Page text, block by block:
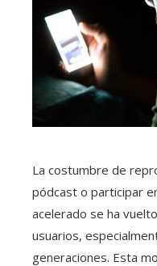
La costumbre de
pódcast o participar
acelerado se ha
usuarios,
generaciones. Esta